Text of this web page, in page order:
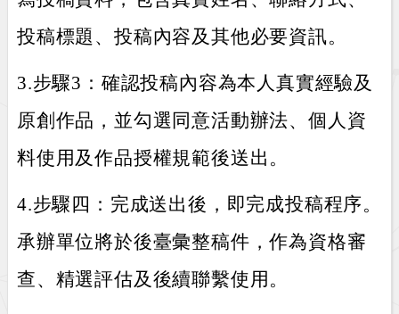
投稿標題、投稿內容及其他必要資訊。
3.步驟3：確認投稿內容為本人真實經驗及
原創作品，並勾選同意活動辦法、個人資
料使用及作品授權規範後送出。
4.步驟四：完成送出後，即完成投稿程序。
承辦單位將於後臺彙整稿件，作為資格審
查、精選評估及後續聯繫使用。